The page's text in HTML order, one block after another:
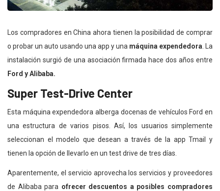
Los compradores en China ahora tienen la posibilidad de comprar
o probar un auto usando una app y una máquina expendedora . La
instalación surgió de una asociación firmada hace dos años entre
Ford y Alibaba.
Super Test-Drive Center
Esta máquina expendedora alberga docenas de vehículos Ford en
una estructura de varios pisos. Así, los usuarios simplemente
seleccionan el modelo que desean a través de la app Tmail y
tienen la opción de llevarlo en un test drive de tres días.
Aparentemente, el servicio aprovecha los servicios y proveedores
de Alibaba para ofrecer descuentos a posibles compradores